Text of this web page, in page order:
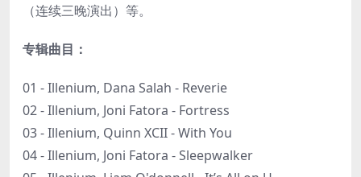
（连续三晚演出）等。
专辑曲目：
01 - Illenium, Dana Salah - Reverie
02 - Illenium, Joni Fatora - Fortress
03 - Illenium, Quinn XCII - With You
04 - Illenium, Joni Fatora - Sleepwalker